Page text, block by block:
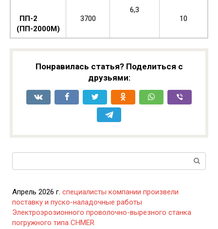
6,3
ПП-2
(ПП-2000М)
3700 10
Понравилась статья? Поделиться с
друзьями:
Апрель 2026 г. специалисты компании произвели
поставку и пуско-наладочные работы
Электроэрозионного проволочно-вырезного станка
погружного типа CHMER